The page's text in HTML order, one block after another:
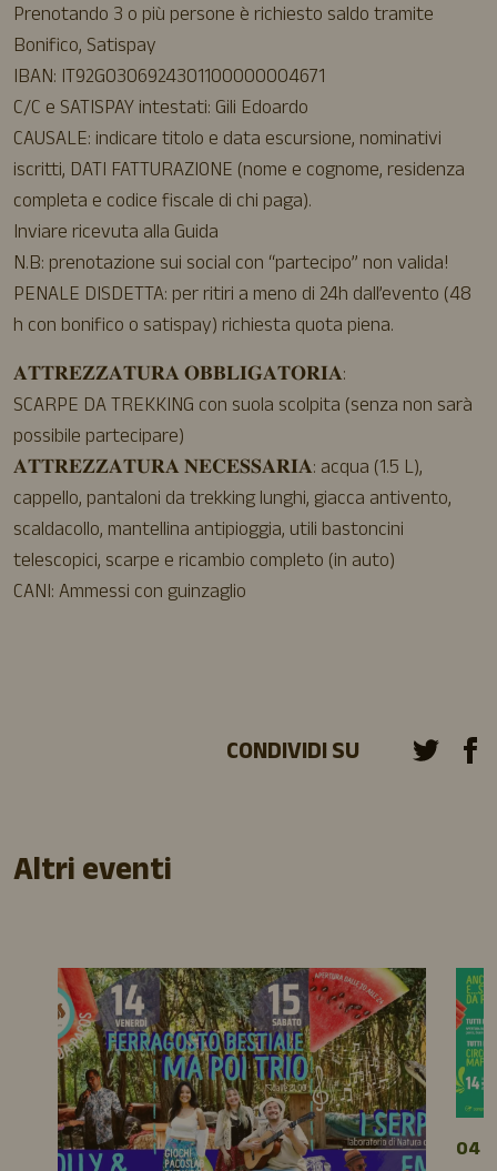
Prenotando 3 o più persone è richiesto saldo tramite
Bonifico, Satispay
IBAN: IT92G0306924301100000004671
C/C e SATISPAY intestati: Gili Edoardo
CAUSALE: indicare titolo e data escursione, nominativi
iscritti, DATI FATTURAZIONE (nome e cognome, residenza
completa e codice fiscale di chi paga).
Inviare ricevuta alla Guida
N.B: prenotazione sui social con “partecipo” non valida!
PENALE DISDETTA: per ritiri a meno di 24h dall’evento (48
h con bonifico o satispay) richiesta quota piena.
𝐀𝐓𝐓𝐑𝐄𝐙𝐙𝐀𝐓𝐔𝐑𝐀 𝐎𝐁𝐁𝐋𝐈𝐆𝐀𝐓𝐎𝐑𝐈𝐀:
SCARPE DA TREKKING con suola scolpita (senza non sarà
possibile partecipare)
𝐀𝐓𝐓𝐑𝐄𝐙𝐙𝐀𝐓𝐔𝐑𝐀 𝐍𝐄𝐂𝐄𝐒𝐒𝐀𝐑𝐈𝐀: acqua (1.5 L),
cappello, pantaloni da trekking lunghi, giacca antivento,
scaldacollo, mantellina antipioggia, utili bastoncini
telescopici, scarpe e ricambio completo (in auto)
CANI: Ammessi con guinzaglio
CONDIVIDI SU
Altri eventi
04